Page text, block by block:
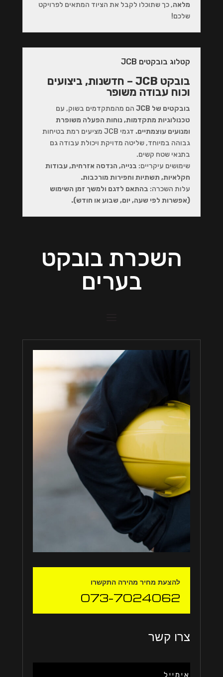
מלאה, כך שתוכלו לקבל את הציוד המתאים לפרויקט
שלכם!
קטלוג בובקטים JCB
בובקט JCB – חדשנות, ביצועים
וכוח עבודה משופר
בובקטים של JCB
הם מהמתקדמים בשוק, עם
טכנולוגיות מתקדמות, נוחות הפעלה משופרת
ומנועים עוצמתיים.
דגמי JCB מציעים רמת בטיחות
גבוהה במיוחד, שליטה מדויקת ויכולת עבודה גם
בתנאי שטח קשים.
שימושים עיקריים: בנייה, הנדסה אזרחית, עבודות
חקלאיות, תשתיות וחפירות מורכבות.
עלות השכרה: בהתאם לדגם ולמשך זמן השימוש
(אפשרות לפי שעה, יום, שבוע או חודש).
השכרת בובקט
בערים
להצעת מחיר מהירה התקשרו
073-7024062
צרו קשר